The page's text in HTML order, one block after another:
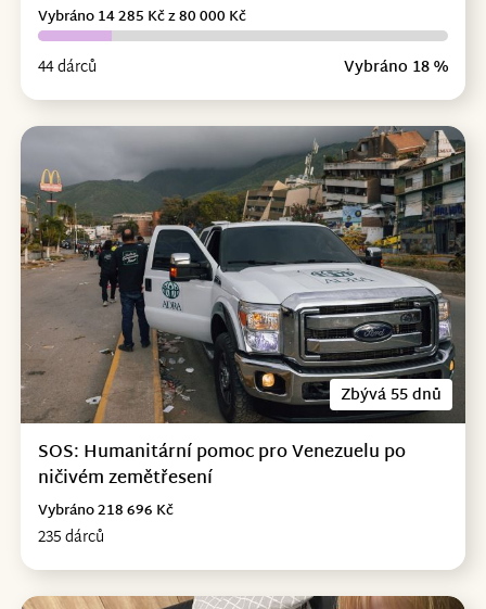
44 dárců Vybráno 18 %
Vybráno 14 285 Kč z 80 000 Kč
Zbývá 55 dnů
SOS: Humanitární pomoc pro Venezuelu po
ničivém zemětřesení
235 dárců
Vybráno 218 696 Kč